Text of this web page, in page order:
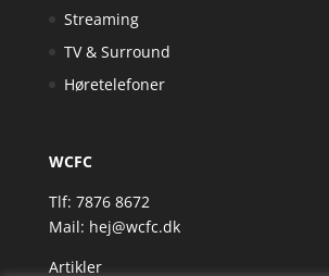
Streaming
TV & Surround
Høretelefoner
WCFC
Tlf: 7876 8672
Mail: hej@wcfc.dk
Artikler